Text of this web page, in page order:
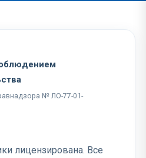
№ ЛО-77-01-
лицензирована. Все